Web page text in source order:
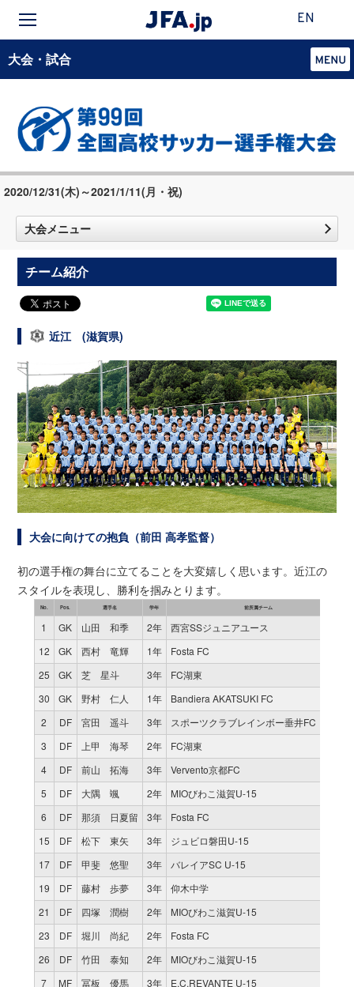
EN
大会・試合
2020/12/31(木)～2021/1/11(月・祝)
大会メニュー
チーム紹介
近江 (滋賀県)
大会に向けての抱負（前田 高孝監督）
初の選手権の舞台に立てることを大変嬉しく思います。近江の
スタイルを表現し、勝利を掴みとります。
No. Pos. 選手名 学年 前所属チーム
1 GK 山田 和季 2年
西宮SSジュニアユース
12
GK 西村 竜輝 1年
Fosta FC
25
GK 芝 星斗 3年
FC湖東
30
GK 野村 仁人 1年
Bandiera AKATSUKI FC
2
DF 宮田 遥斗 3年
スポーツクラブレインボー垂井FC
3
DF 上甲 海琴 2年
FC湖東
4
DF 前山 拓海 3年
Vervento京都FC
5
DF 大隅 颯 2年
MIOびわこ滋賀U-15
6
DF 那須 日夏留 3年
Fosta FC
15
DF 松下 東矢 3年
ジュビロ磐田U-15
17
DF 甲斐 悠聖 3年
バレイアSC U-15
19
DF 藤村 歩夢 3年
仰木中学
21
DF 四塚 潤樹 2年
MIOびわこ滋賀U-15
23
DF 堀川 尚紀 2年
Fosta FC
26
DF 竹田 泰知 2年
MIOびわこ滋賀U-15
7
MF 冨板 優馬 3年
E.C.REVANTE U-15